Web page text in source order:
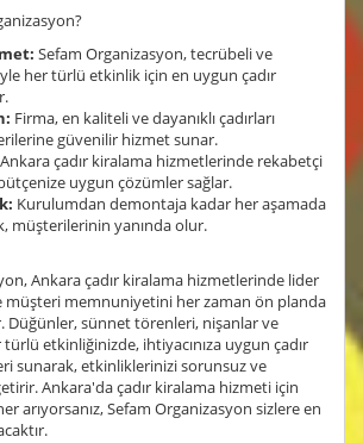
Sefam Organizasyon, tecrübeli ve
her türlü etkinlik için en uygun çadır
Firma, en kaliteli ve dayanıklı çadırları
güvenilir hizmet sunar.
Ankara çadır kiralama hizmetlerinde rekabetçi
uygun çözümler sağlar.
Kurulumdan demontaja kadar her aşamada
müşterilerinin yanında olur.
Ankara çadır kiralama hizmetlerinde lider
müşteri memnuniyetini her zaman ön planda
Düğünler, sünnet törenleri, nişanlar ve
etkinliğinizde, ihtiyacınıza uygun çadır
sunarak, etkinliklerinizi sorunsuz ve
Ankara'da çadır kiralama hizmeti için
arıyorsanız, Sefam Organizasyon sizlere en